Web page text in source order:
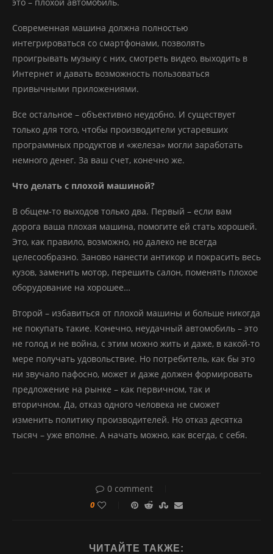
Современная машина должна полностью
интегрироваться со смартфонами, позволять
проигрывать музыку с них, смотреть видео, выходить в
Интернет и давать возможность пользоваться
привычными приложениями.
Все остальное – объективно неудобно. И существует
только для того, чтобы производители устаревших
программных продуктов и «железа» могли заработать
немного денег. За ваш счет, конечно же.
Что делать с плохой машиной?
В общем-то выходов только два. Первый – если вам
дорога ваша плохая машина, помогите ей стать хорошей.
Это, как правило, возможно, но далеко не всегда
целесообразно. Заново нанести антикор и покрасить весь
кузов, заменить мотор, перешить салон, поменять плохое
оборудование на хорошее…
Второй – избавиться от плохой машины и больше никогда
не покупать такие. Конечно, неудачный автомобиль – это
не голод и не война, с этим можно жить и даже, в какой-то
мере получать удовольствие. Но потребитель, как бы это
ни звучало пафосно, может и даже должен формировать
предложение на рынке – как первичном, так и
вторичном. Да, отказ одного человека не сможет
изменить политику производителей. Но отказ десятка
тысяч – уже вполне. А начать можно, как всегда, с себя.
0 comment
0
ЧИТАЙТЕ ТАКЖЕ: